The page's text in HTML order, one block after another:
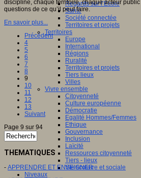
Regards sur l’Ecole
Santé
Société connectée
Territoires et projets
Territoires
Europe
International
Régions
Ruralité
Territoires et projets
Tiers lieux
Villes
Vivre ensemble
Citoyenneté
Culture européenne
Démocratie
Egalité Hommes/Femmes
Ethique
Gouvernance
Inclusion
Laïcité
Ressources citoyenneté
Tiers - lieux
Vie scolaire et sociale
Niveaux
discipline, chaque territoire, chaque acteur
questions de ce qu’il peut faire.
En savoir plus...
Précédent
4
5
6
7
8
9
10
11
12
13
Suivant
Page 9 sur 94
THEMATIQUES
- APPRENDRE ET ENSEIGNER